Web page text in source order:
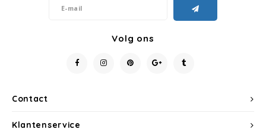
Contact
Volg ons
Klantenservice